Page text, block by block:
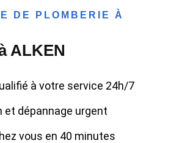
DE PLOMBERIE À
ALKEN
à votre service 24h/7
et dépannage urgent
vous en 40 minutes